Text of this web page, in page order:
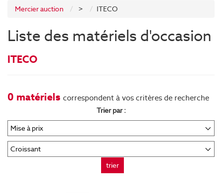
Mercier auction > ITECO
Liste des matériels d'occasion
ITECO
0 matériels correspondent à vos critères de recherche
Trier par :
trier